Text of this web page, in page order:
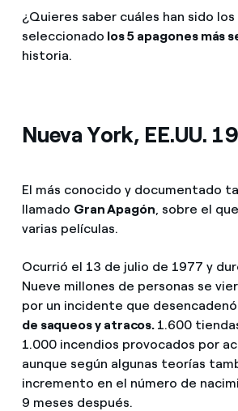
¿Quieres saber cuáles han sido
seleccionado los 5 apagones más
historia.
Nueva York, EE.UU.
El más conocido y documentado
llamado Gran Apagón, sobre el
varias películas.
Ocurrió el 13 de julio de 1977 y
Nueve millones de personas se
por un incidente que desencadenó
de saqueos y atracos. 1.600
1.000 incendios provocados por
aunque según algunas teorías
incremento en el número de
9 meses después.